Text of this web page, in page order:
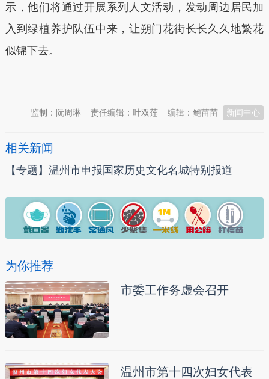
示，他们将通过开展系列人文活动，发动周边居民加
入到绿植养护队伍中来，让朔门花街长长久久地繁花
似锦下去。
新闻中心
编辑：鲍苗苗
责任编辑：叶双莲
监制：阮周琳
相关新闻
【专题】温州市申报国家历史文化名城特别报道
为你推荐
市委工作务虚会召开
温州市第十四次妇女代表